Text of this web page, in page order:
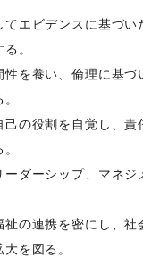
エビデンスに基づい
。
性を養い、倫理に基づ
の役割を自覚し、責
ーダーシップ、マネジ
祉の連携を密にし、社
を図る。